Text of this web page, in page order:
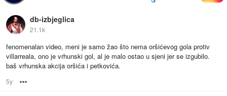
db-izbjeglica
21.1k
fenomenalan video, meni je samo žao što nema oršićevog gola protiv
villarreala, ono je vrhunski gol, al je malo ostao u sjeni jer se izgubilo.
baš vrhunska akcija oršića i petkovića.
5y